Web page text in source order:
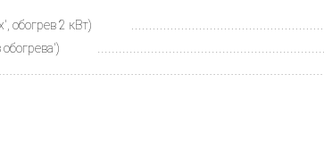
обогрев 2 кВт)